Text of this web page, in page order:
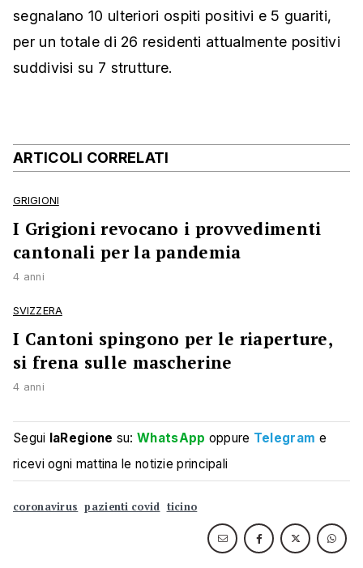
segnalano 10 ulteriori ospiti positivi e 5 guariti,
per un totale di 26 residenti attualmente positivi
suddivisi su 7 strutture.
ARTICOLI CORRELATI
GRIGIONI
I Grigioni revocano i provvedimenti
cantonali per la pandemia
4 anni
SVIZZERA
I Cantoni spingono per le riaperture,
si frena sulle mascherine
4 anni
Segui laRegione su:WhatsApp oppure Telegram e
ricevi ogni mattina le notizie principali
coronavirus pazienti covid ticino